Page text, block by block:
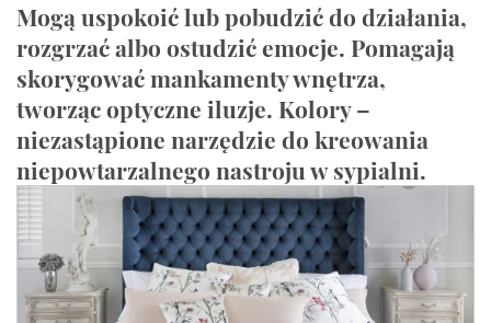
Mogą uspokoić lub pobudzić do działania,
rozgrzać albo ostudzić emocje. Pomagają
skorygować mankamenty wnętrza,
tworząc optyczne iluzje. Kolory –
niezastąpione narzędzie do kreowania
niepowtarzalnego nastroju w sypialni.